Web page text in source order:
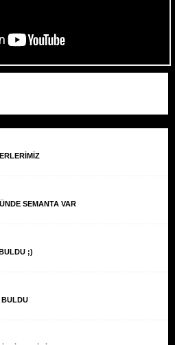
SEMANTA VAR
;)
BULDU